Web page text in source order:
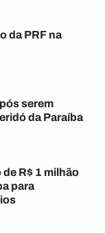
da PRF na
serem
da Paraíba
R$ 1 milhão
para